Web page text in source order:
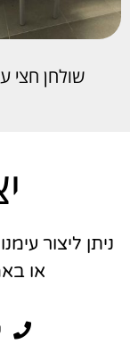
שולחן חצי
ניתן ליצור
או